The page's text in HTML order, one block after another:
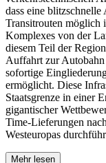
dass eine
Transitrouten möglich
Komplexes von der
diesem Teil der
Auffahrt zur
sofortige
ermöglicht. Diese
Staatsgrenze in einer
gigantischer
Time-Lieferungen
Westeuropas
Mehr lesen